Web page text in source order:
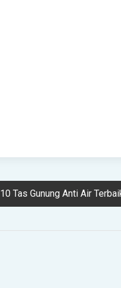
10 Tas Gunung Anti Air Terbaik